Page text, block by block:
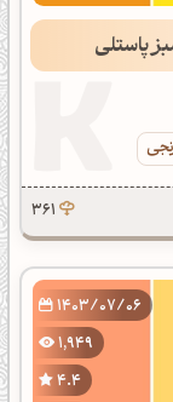
پاستلی
361
1403/07/06
1,949
4.4